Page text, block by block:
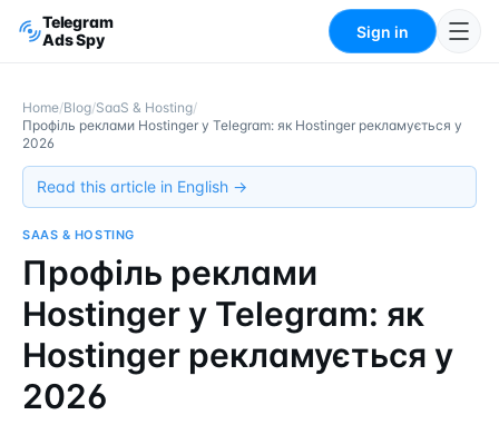
Telegram
Ads Spy
Sign in
Home/Blog/SaaS & Hosting/
Профіль реклами Hostinger у Telegram: як Hostinger рекламується у
2026
Read this article in English →
SAAS & HOSTING
Профіль реклами
Hostinger у Telegram: як
Hostinger рекламується у
2026